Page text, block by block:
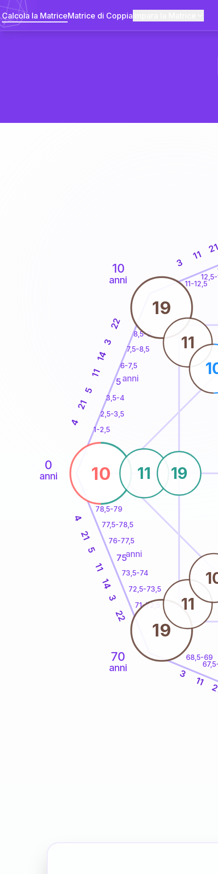
Calcola la MatriceMatrice di Coppia
0
anni
10
anni
70
anni
1-2,5
2,5-3,5
3,5-4
6-7,5
7,5-8,5
8,5-9
11-12,5
68,5-69
71-72,5
72,5-73,5
73,5-74
76-77,5
77,5-78,5
78,5-79
4
21
5
11
14
3
22
3
11
21
11
3
22
3
14
11
5
21
4
10
19
19
11 19
11
11
5anni
75anni